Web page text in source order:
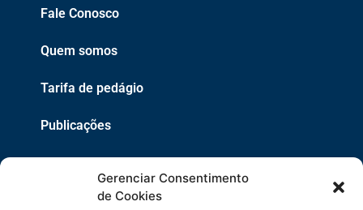
Gerenciar Consentimento
de Cookies
Fale Conosco
Quem somos
Tarifa de pedágio
Publicações
EPR
Copyright 2021 © 2026 Grupo EPR - Todos Os Direitos